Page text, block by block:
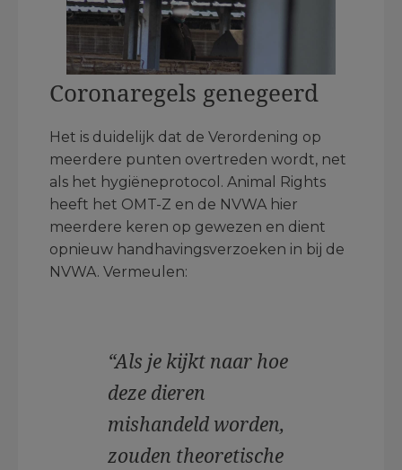
Coronaregels genegeerd
Het is duidelijk dat de Verordening op
meerdere punten overtreden wordt, net
als het hygiëneprotocol. Animal Rights
heeft het OMT-Z en de NVWA hier
meerdere keren op gewezen en dient
opnieuw handhavingsverzoeken in bij de
NVWA. Vermeulen:
“Als je kijkt naar hoe
deze dieren
mishandeld worden,
zouden theoretische